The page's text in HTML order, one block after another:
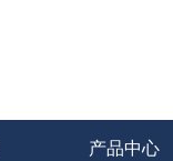
产品中心